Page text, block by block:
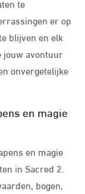
te
er op
blijven en elk
jouw avontuur
onvergetelijke
en magie
en magie
in Sacred 2.
bogen,